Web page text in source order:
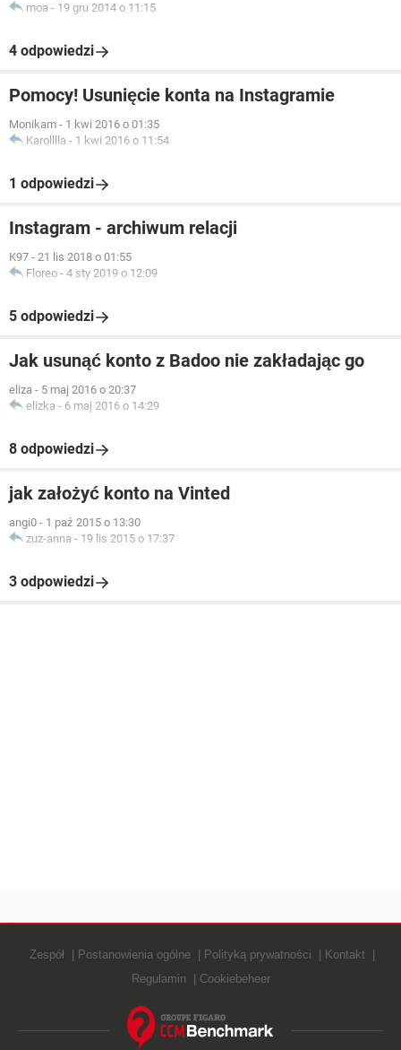
moa - 19 gru 2014 o 11:15
4 odpowiedzi
Pomocy! Usunięcie konta na Instagramie
Monikam - 1 kwi 2016 o 01:35
Karolllla - 1 kwi 2016 o 11:54
1 odpowiedzi
Instagram - archiwum relacji
K97 - 21 lis 2018 o 01:55
Floreo - 4 sty 2019 o 12:09
5 odpowiedzi
Jak usunąć konto z Badoo nie zakładając go
eliza - 5 maj 2016 o 20:37
elizka - 6 maj 2016 o 14:29
8 odpowiedzi
jak założyć konto na Vinted
angi0 - 1 paź 2015 o 13:30
zuz-anna - 19 lis 2015 o 17:37
3 odpowiedzi
Zespół Postanowienia ogólne Polityką prywatności
Kontakt
Regulamin
Cookiebeheer